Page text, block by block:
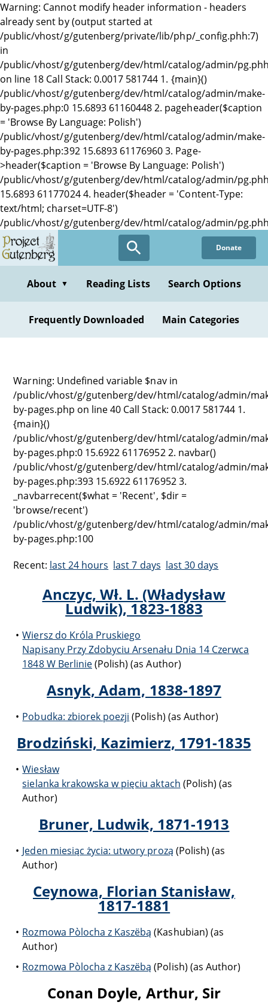
Warning: Cannot modify header information - headers
already sent by (output started at
/public/vhost/g/gutenberg/private/lib/php/_config.phh:7)
in
/public/vhost/g/gutenberg/dev/html/catalog/admin/
on line 18 Call Stack: 0.0017 581744 1. {main}()
/public/vhost/g/gutenberg/dev/html/catalog/admin/make-
by-pages.php:0 15.6893 61160448 2. pageheader($caption
= 'Browse By Language: Polish')
/public/vhost/g/gutenberg/dev/html/catalog/admin/make-
by-pages.php:392 15.6893 61176960 3. Page-
>header($caption = 'Browse By Language: Polish')
/public/vhost/g/gutenberg/dev/html/catalog/admin/
15.6893 61177024 4. header($header = 'Content-Type:
text/html; charset=UTF-8')
/public/vhost/g/gutenberg/dev/html/catalog/admin/
Donate
About ▼ Reading Lists Search Options
Frequently Downloaded Main Categories
Warning: Undefined variable $nav in
/public/vhost/g/gutenberg/dev/html/catalog/admin/
by-pages.php on line 40 Call Stack: 0.0017 581744 1.
{main}()
/public/vhost/g/gutenberg/dev/html/catalog/admin/
by-pages.php:0 15.6922 61176952 2. navbar()
/public/vhost/g/gutenberg/dev/html/catalog/admin/
by-pages.php:393 15.6922 61176952 3.
_navbarrecent($what = 'Recent', $dir =
'browse/recent')
/public/vhost/g/gutenberg/dev/html/catalog/admin/
by-pages.php:100
Recent: last 24 hours last 7 days last 30 days
Anczyc, Wł. L. (Władysław
Ludwik), 1823-1883
Wiersz do Króla Pruskiego
Napisany Przy Zdobyciu Arsenału Dnia 14 Czerwca
1848 W Berlinie(Polish) (as Author)
Asnyk, Adam, 1838-1897
Pobudka: zbiorek poezji (Polish) (as Author)
Brodziński, Kazimierz, 1791-1835
Wiesław
sielanka krakowska w pięciu aktach (Polish) (as
Author)
Bruner, Ludwik, 1871-1913
Jeden miesiąc życia: utwory prozą (Polish) (as
Author)
Ceynowa, Florian Stanisław,
1817-1881
Rozmowa Pòlocha z Kaszëbą (Kashubian) (as
Author)
Rozmowa Pòlocha z Kaszëbą (Polish) (as Author)
Conan Doyle, Arthur, Sir